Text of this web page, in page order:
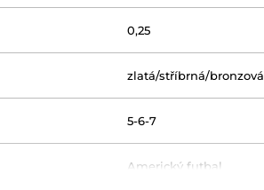
0,25
zlatá/stříbrná/bronzová
5-6-7
Americký futbal